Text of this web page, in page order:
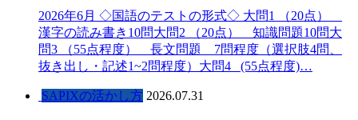
2026年6月 ◇国語のテストの形式◇ 大問1 （20点）
漢字の読み書き10問大問2 （20点） 知識問題10問大
問3 （55点程度） 長文問題 7問程度（選択肢4問、
抜き出し・記述1~2問程度）大問4 (55点程度)…
SAPIXの活かし方 2026.07.31